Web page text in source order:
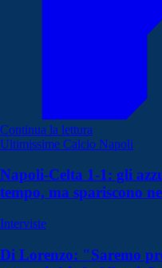
Continua la lettura
Ultimissime Calcio Napoli
Napoli-Celta 1-1: gli
tempo, ma spariscono
Interviste
Di Lorenzo: "Saremo